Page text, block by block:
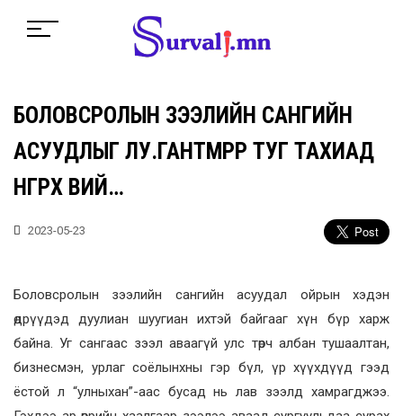
БОЛОВСРОЛЫН ЗЭЭЛИЙН САНГИЙН
АСУУДЛЫГ ЛУ.ГАНТӨМӨРӨӨР ТУГ ТАХИАД
ӨНГӨРӨӨХ ВИЙ…
2023-05-23
Боловсролын зээлийн сангийн асуудал ойрын хэдэн
өдрүүдэд дуулиан шуугиан ихтэй байгааг хүн бүр харж
байна. Уг сангаас зээл аваагүй улс төрч албан тушаалтан,
бизнесмэн, урлаг соёлынхны гэр бүл, үр хүүхдүүд гээд
ёстой л “улныхан”-аас бусад нь лав зээлд хамрагджээ.